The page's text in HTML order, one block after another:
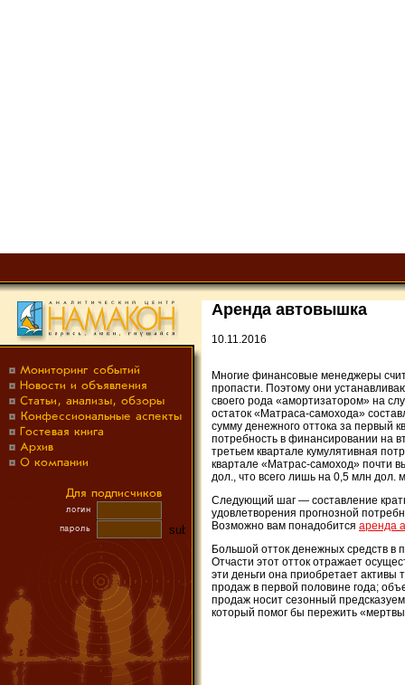
Аренда автовышка
10.11.2016
Многие финансовые менеджеры
пропасти. Поэтому они
своего рода «амортизатором» на
остаток «Матраса-самохода»
сумму денежного оттока за первый
потребность в финансировании на
третьем квартале кумулятивная
квартале «Матрас-самоход» почти
дол., что всего лишь на 0,5 млн дол.
Следующий шаг — составление
удовлетворения прогнозной
Возможно вам понадобится аренда
Большой отток денежных средств в
Отчасти этот отток отражает
эти деньги она приобретает
продаж в первой половине года;
продаж носит сезонный
который помог бы пережить